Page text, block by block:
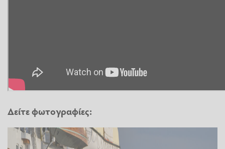
Δείτε φωτογραφίες: